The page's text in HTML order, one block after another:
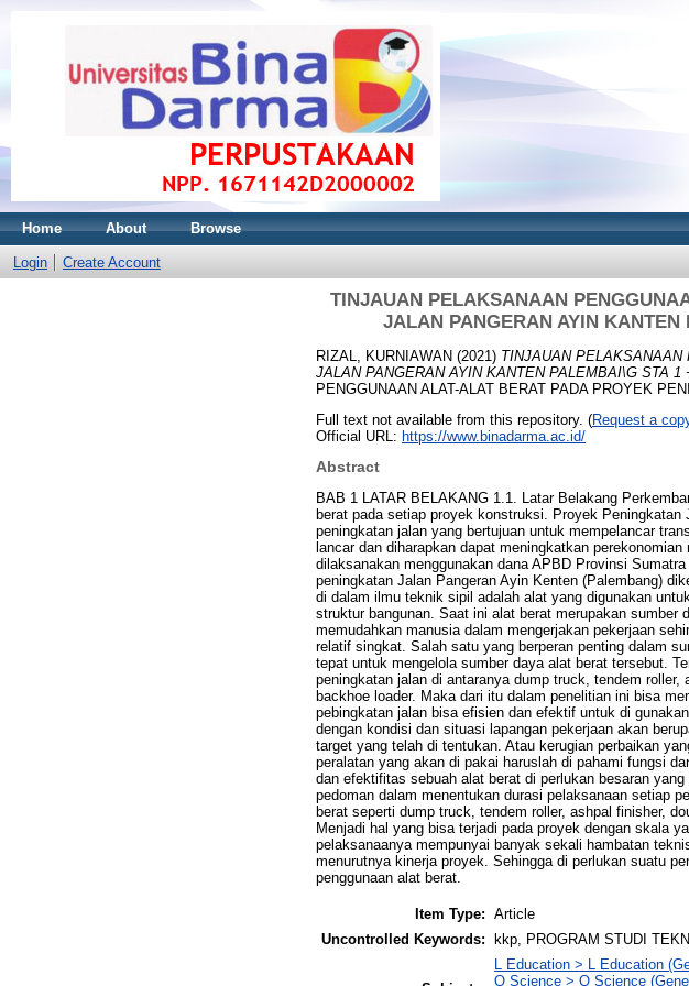
Home About Browse
Login Create Account
TINJAUAN PELAKSANAAN
JALAN PANGERAN AYIN
RIZAL, KURNIAWAN (2021) TINJAUAN PELAKSANAAN
JALAN PANGERAN AYIN KANTEN PALEMBAI\G STA 1
PENGGUNAAN ALAT-ALAT BERAT PADA PROYEK
Full text not available from this repository. (Request a
Official URL: https://www.binadarma.ac.id/
Abstract
BAB 1 LATAR BELAKANG 1.1. Latar Belakang
berat pada setiap proyek konstruksi. Proyek
peningkatan jalan yang bertujuan untuk mempelancar
lancar dan diharapkan dapat meningkatkan
dilaksanakan menggunakan dana APBD Provinsi
peningkatan Jalan Pangeran Ayin Kenten (Palembang)
di dalam ilmu teknik sipil adalah alat yang digunakan
struktur bangunan. Saat ini alat berat merupakan
memudahkan manusia dalam mengerjakan pekerjaan
relatif singkat. Salah satu yang berperan penting dalam
tepat untuk mengelola sumber daya alat berat tersebut.
peningkatan jalan di antaranya dump truck, tendem
backhoe loader. Maka dari itu dalam penelitian ini bisa
pebingkatan jalan bisa efisien dan efektif untuk di
dengan kondisi dan situasi lapangan pekerjaan akan
target yang telah di tentukan. Atau kerugian perbaikan
peralatan yang akan di pakai haruslah di pahami fungsi
dan efektifitas sebuah alat berat di perlukan besaran
pedoman dalam menentukan durasi pelaksanaan setiap
berat seperti dump truck, tendem roller, ashpal finisher,
Menjadi hal yang bisa terjadi pada proyek dengan skala
pelaksanaanya mempunyai banyak sekali hambatan
menurutnya kinerja proyek. Sehingga di perlukan suatu
penggunaan alat berat.
Item Type: Article
Uncontrolled Keywords:
kkp, PROGRAM STUDI
L Education > L Education
Q Science > Q Science